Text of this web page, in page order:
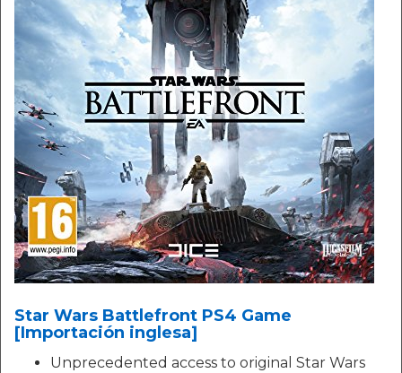
Star Wars Battlefront PS4 Game
[Importación inglesa]
Unprecedented access to original Star Wars